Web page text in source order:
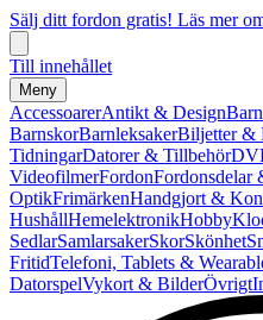
Sälj ditt fordon gratis! Läs mer
Till innehållet
Meny
AccessoarerAntikt & Design
BarnskorBarnleksakerBiljetter &
TidningarDatorer & Tillbehör
VideofilmerFordonFordonsdelar
OptikFrimärkenHandgjort &
HushållHemelektronikHobby
SedlarSamlarsakerSkorSkönhet
FritidTelefoni, Tablets &
DatorspelVykort & BilderÖvrigt